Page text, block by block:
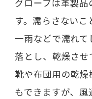
す。濡らさない
一雨などで濡れ
落とし、乾燥させ
靴や布団用の乾
もできますが、